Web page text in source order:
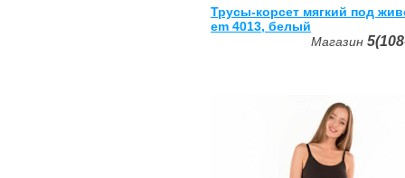
Трусы-корсет мягкий под
em 4013, белый
Магазин